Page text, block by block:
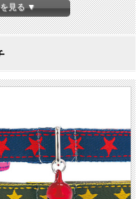
ットカラー
ステッチ
ーションで必ずおうちのニャンコ
見る ▼